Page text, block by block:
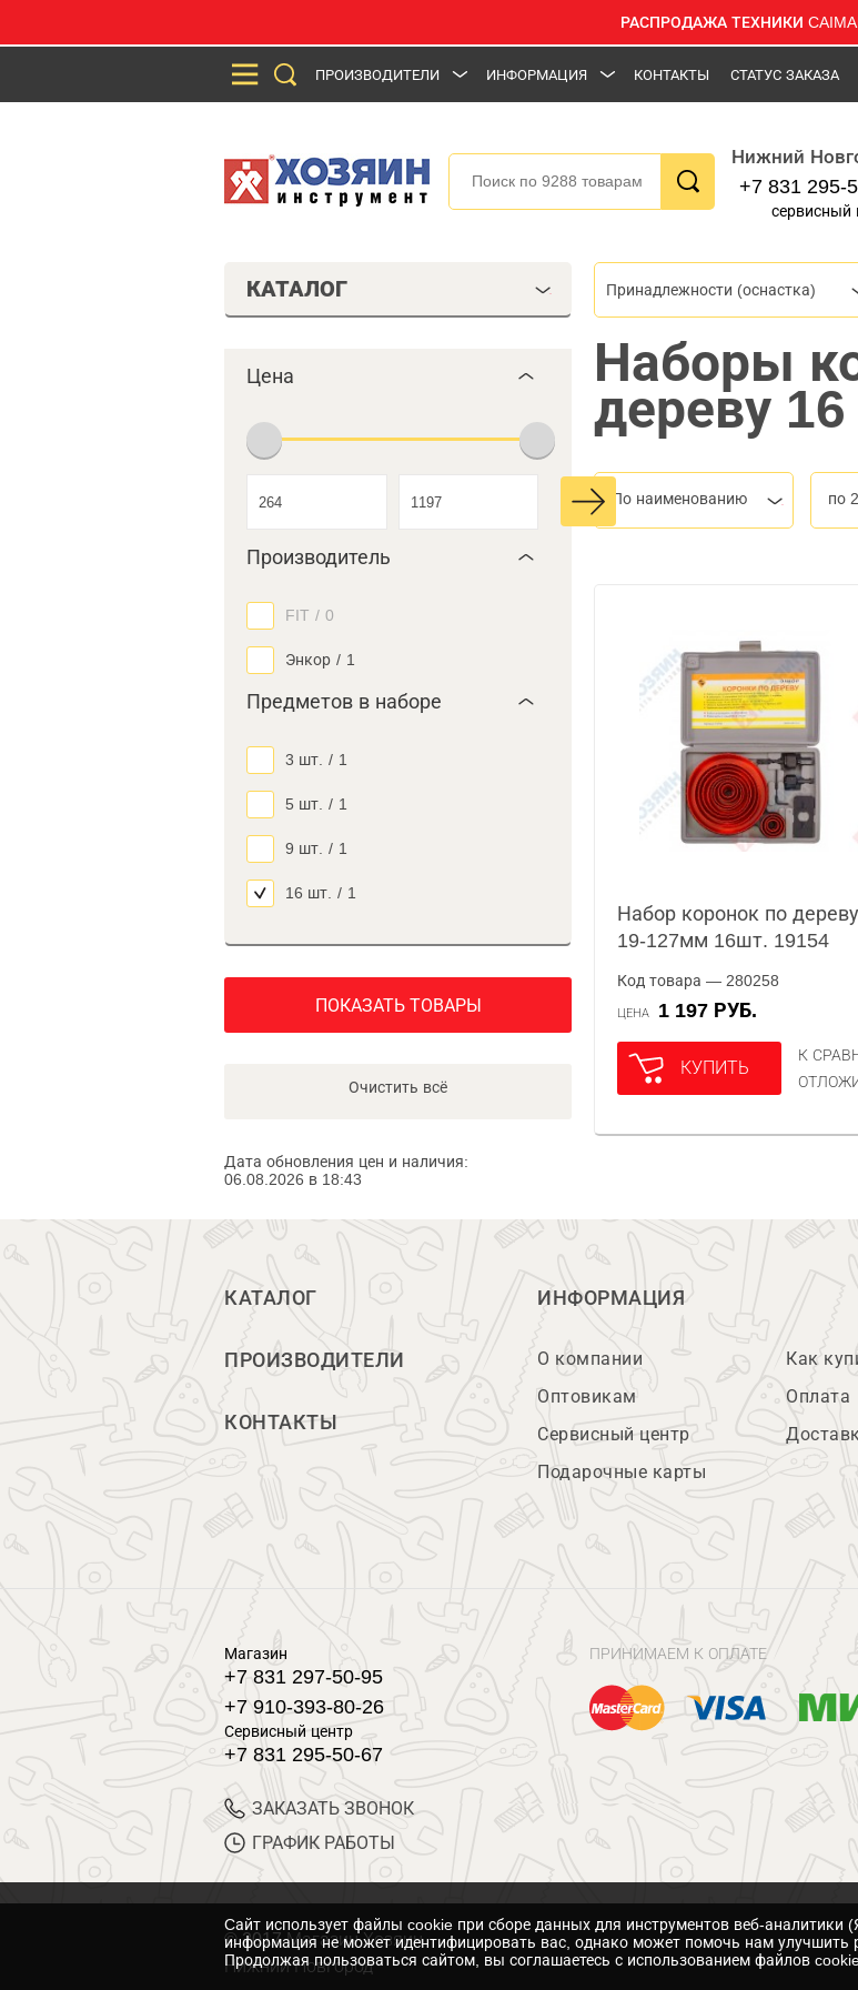
РАСПРОДАЖА ТЕХНИКИ
ПРОИЗВОДИТЕЛИ ИНФОРМАЦИЯ КОНТАКТЫ СТАТУС ЗАКАЗА
Нижний
+7 831 295-
сервисный
КАТАЛОГ
Цена
Производитель
FIT / 0
Энкор / 1
Предметов в наборе
3 шт. / 1
5 шт. / 1
9 шт. / 1
16 шт. / 1
ПОКАЗАТЬ ТОВАРЫ
Очистить всё
Дата обновления цен и наличия:
06.08.2026 в 18:43
Принадлежности (оснастка)
Наборы
дереву
По наименованию по
Набор коронок по
19-127мм 16шт. 19154
Код товара — 280258
ЦЕНА 1 197 РУБ.
КУПИТЬ
К
КАТАЛОГ
ПРОИЗВОДИТЕЛИ
КОНТАКТЫ
ИНФОРМАЦИЯ
О компании
Оптовикам
Сервисный центр
Подарочные карты
Как
Оплата
Магазин
+7 831 297-50-95
+7 910-393-80-26
Сервисный центр
+7 831 295-50-67
ЗАКАЗАТЬ ЗВОНОК
ГРАФИК РАБОТЫ
ПРИНИМАЕМ К ОПЛАТЕ
© 2017 Магазин Хозяин
Нижний Новгород
Cайт использует файлы cookie при сборе данных для инструментов веб-
информация не может идентифицировать вас, однако может помочь нам улучшить
Продолжая пользоваться сайтом, вы соглашаетесь с использованием файлов